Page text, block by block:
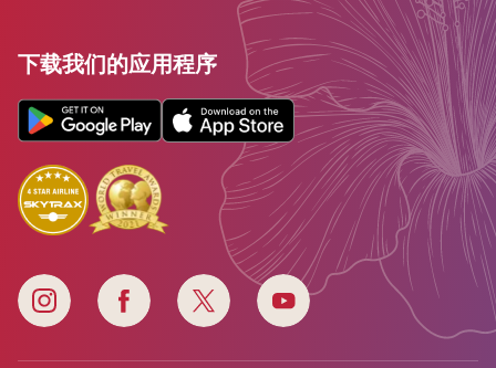
下载我们的应用程序